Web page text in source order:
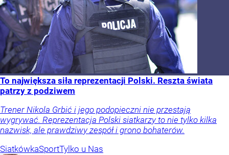
To największa siła reprezentacji Polski. Reszta świata
patrzy z podziwem
Trener Nikola Grbić i jego podopieczni nie przestają
wygrywać. Reprezentacja Polski siatkarzy to nie tylko kilka
nazwisk, ale prawdziwy zespół i grono bohaterów.
SiatkówkaSportTylko u Nas